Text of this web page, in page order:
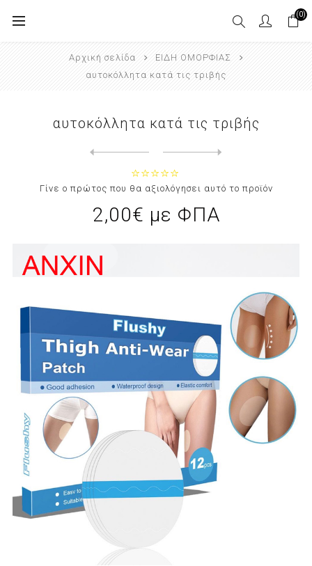
(0)
Αρχική σελίδα
ΕΙΔΗ ΟΜΟΡΦΙΑΣ
αυτοκόλλητα κατά τις τριβής
αυτοκόλλητα κατά τις τριβής
Γίνε ο πρώτος που θα αξιολόγησει αυτό το προϊόν
2,00€ με ΦΠΑ